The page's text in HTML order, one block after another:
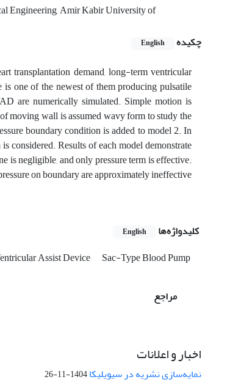
Engineering, Amir Kabir University of
چکیده
English
transplantation demand, long-term ventricular
one of the newest of them producing pulsatile
are numerically simulated. Simple motion is
moving wall is assumed wavy form to study the
boundary condition is added to model 2. In
considered. Results of each model demonstrate
is negligible, and only pressure term is effective.
on boundary are approximately ineffective
کلیدواژه‌ها English
Assist Device
Sac-Type Blood Pump
مراجع
اخبار و اعلانات
نمایه‌سازی نشریه در سیویلیکا1404-11-26